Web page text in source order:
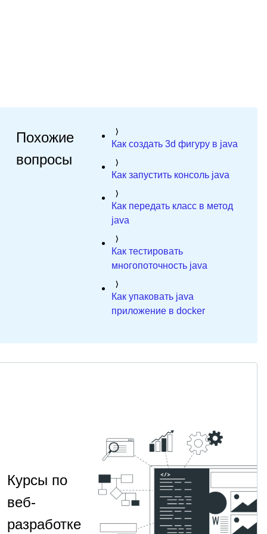
Похожие
вопросы
Как создать 3d фигуру в java
Как запустить консоль java
Как передать класс в метод
java
Как тестировать
многопоточность java
Как упаковать java
приложение в docker
Курсы по
веб-
разработке